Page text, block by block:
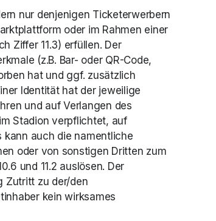
nur denjenigen Ticketerwerbern
oder im Rahmen einer
Ziffer 11.3) erfüllen. Der
(z.B. Bar- oder QR-Code,
hat und ggf. zusätzlich
Identität hat der jeweilige
und auf Verlangen des
Stadion verpflichtet, auf
kann auch die namentliche
oder von sonstigen Dritten zum
und 11.2 auslösen. Der
Zutritt zu der/den
kein wirksames